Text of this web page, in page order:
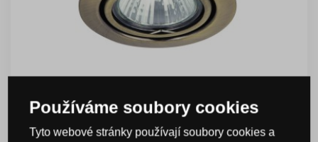
Používáme soubory cookies
Tyto webové stránky používají soubory cookies a